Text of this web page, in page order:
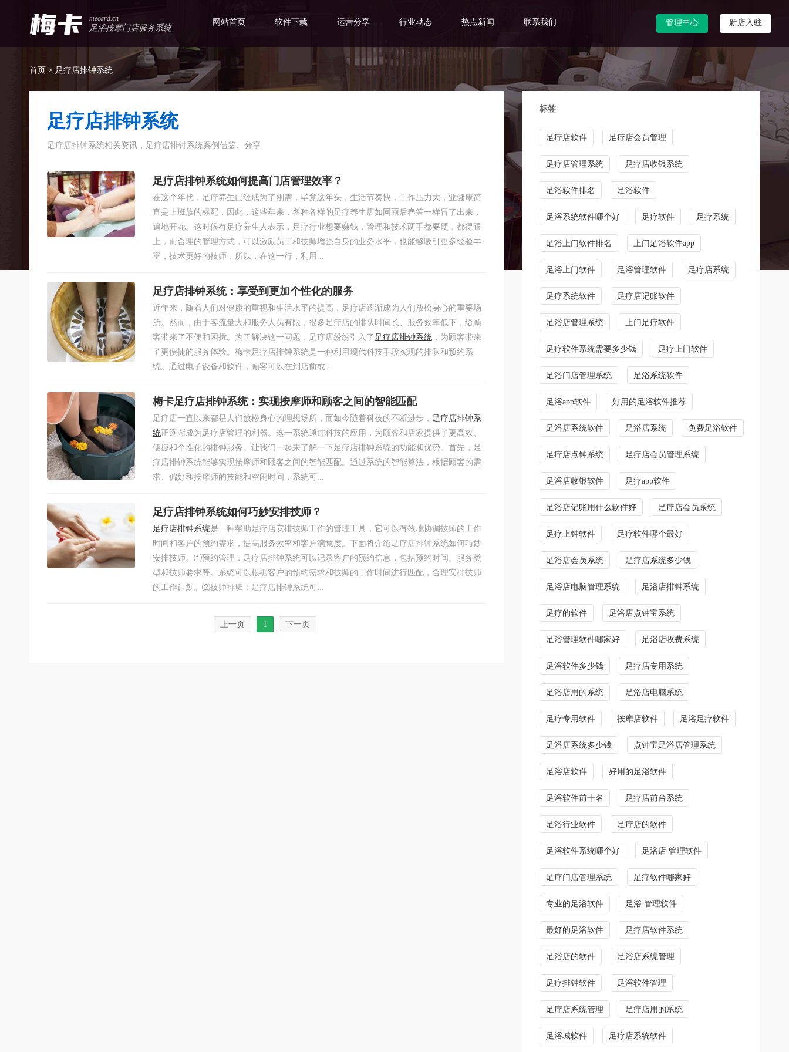
mecard.cn
足浴按摩门店服务系统
网站首页 软件下载 运营分享 行业动态 热点新闻 联系我们 管理中心 新店入驻
首页 > 足疗店排钟系统
足疗店排钟系统
足疗店排钟系统相关资讯，足疗店排钟系统案例借鉴、分享
足疗店排钟系统如何提高门店管理效率？
在这个年代，足疗养生已经成为了刚需，毕竟这年头，生活节奏快，工作压力大，亚健康简
直是上班族的标配，因此，这些年来，各种各样的足疗养生店如同雨后春笋一样冒了出来，
遍地开花。这时候有足疗养生人表示，足疗行业想要赚钱，管理和技术两手都要硬，都得跟
上，而合理的管理方式，可以激励员工和技师增强自身的业务水平，也能够吸引更多经验丰
富，技术更好的技师，所以，在这一行，利用...
足疗店排钟系统：享受到更加个性化的服务
近年来，随着人们对健康的重视和生活水平的提高，足疗店逐渐成为人们放松身心的重要场
所。然而，由于客流量大和服务人员有限，很多足疗店的排队时间长、服务效率低下，给顾
客带来了不便和困扰。为了解决这一问题，足疗店纷纷引入了 足疗店排钟系统，为顾客带来
了更便捷的服务体验。梅卡足疗店排钟系统是一种利用现代科技手段实现的排队和预约系
统。通过电子设备和软件，顾客可以在到店前或...
梅卡足疗店排钟系统：实现按摩师和顾客之间的智能匹配
足疗店一直以来都是人们放松身心的理想场所，而如今随着科技的不断进步， 足疗店排钟系
统正逐渐成为足疗店管理的利器。这一系统通过科技的应用，为顾客和店家提供了更高效、
便捷和个性化的排钟服务。让我们一起来了解一下足疗店排钟系统的功能和优势。首先，足
疗店排钟系统能够实现按摩师和顾客之间的智能匹配。通过系统的智能算法，根据顾客的需
求、偏好和按摩师的技能和空闲时间，系统可...
足疗店排钟系统如何巧妙安排技师？
足疗店排钟系统是一种帮助足疗店安排技师工作的管理工具，它可以有效地协调技师的工作
时间和客户的预约需求，提高服务效率和客户满意度。下面将介绍足疗店排钟系统如何巧妙
安排技师。⑴预约管理：足疗店排钟系统可以记录客户的预约信息，包括预约时间、服务类
型和技师要求等。系统可以根据客户的预约需求和技师的工作时间进行匹配，合理安排技师
的工作计划。⑵技师排班：足疗店排钟系统可...
上一页 1 下一页
标签
足疗店软件 足疗店会员管理
足疗店管理系统 足疗店收银系统
足浴软件排名 足浴软件
足浴系统软件哪个好 足疗软件 足疗系统
足浴上门软件排名 上门足浴软件app
足浴上门软件 足浴管理软件 足疗店系统
足疗系统软件 足疗店记账软件
足浴店管理系统 上门足疗软件
足疗软件系统需要多少钱 足疗上门软件
足浴门店管理系统 足浴系统软件
足浴app软件 好用的足浴软件推荐
足浴店系统软件 足浴店系统 免费足浴软件
足疗店点钟系统 足疗店会员管理系统
足浴店收银软件 足疗app软件
足浴店记账用什么软件好 足疗店会员系统
足疗上钟软件 足疗软件哪个最好
足浴店会员系统 足疗店系统多少钱
足浴店电脑管理系统 足浴店排钟系统
足疗的软件 足浴店点钟宝系统
足浴管理软件哪家好 足浴店收费系统
足浴软件多少钱 足疗店专用系统
足浴店用的系统 足浴店电脑系统
足疗专用软件 按摩店软件 足浴足疗软件
足浴店系统多少钱 点钟宝足浴店管理系统
足浴店软件 好用的足浴软件
足浴软件前十名 足疗店前台系统
足浴行业软件 足疗店的软件
足浴软件系统哪个好 足浴店 管理软件
足疗门店管理系统 足疗软件哪家好
专业的足浴软件 足浴 管理软件
最好的足浴软件 足疗店软件系统
足浴店的软件 足浴店系统管理
足疗排钟软件 足浴软件管理
足疗店系统管理 足疗店用的系统
足浴城软件 足疗店系统软件